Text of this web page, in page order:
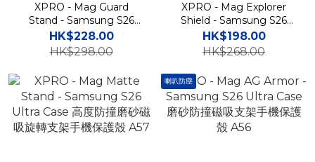
XPRO - Mag Guard
Stand - Samsung S26
Ultra Case 高度防撞透明磁
吸支架手機保護殼
HK$228.00
HK$298.00
XPRO - Mag Explorer
Shield - Samsung S26
Ultra Case 高度防撞磁吸支
架手機保護殼 A57
HK$198.00
HK$268.00
喇叭防塵